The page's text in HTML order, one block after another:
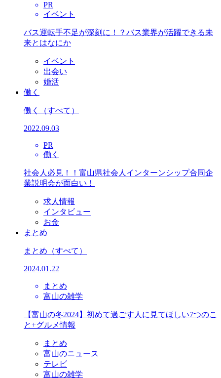
PR
イベント
バス運転手不足が深刻に！？バス業界が活躍できる未
来とはなにか
イベント
出会い
婚活
働く
働く （すべて）
2022.09.03
PR
働く
社会人必見！！富山県社会人インターンシップ合同企
業説明会が面白い！
求人情報
インタビュー
お金
まとめ
まとめ （すべて）
2024.01.22
まとめ
富山の雑学
【富山の冬2024】初めて過ごす人に見てほしい7つのこ
と+グルメ情報
まとめ
富山のニュース
テレビ
富山の雑学